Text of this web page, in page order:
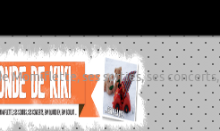
Momiflette, ses sorties, ses concerts,